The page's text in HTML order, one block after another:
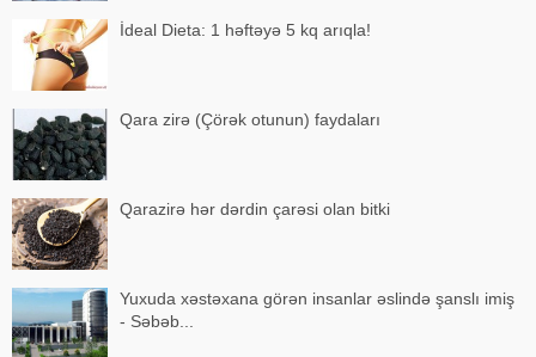
İdeal Dieta: 1 həftəyə 5 kq arıqla!
Qara zirə (Çörək otunun) faydaları
Qarazirə hər dərdin çarəsi olan bitki
Yuxuda xəstəxana görən insanlar əslində şanslı imiş
- Səbəb...